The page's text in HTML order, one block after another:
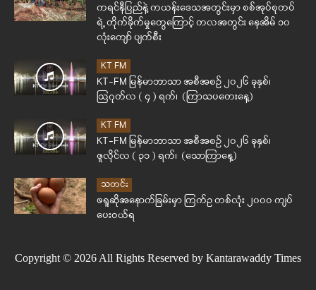
ကရင်နီပြည်နဲ့ ကယန်းဒေသအတွင်းမှာ စစ်အုပ်စုတပ်
ရဲ့ တိုက်ခိုက်မှုတွေကြောင့် တလအတွင်း နေအိမ် ၁၀
လုံးကျော် ပျက်စီး
KT FM
KT-FM မြန်မာဘာသာ အစီအစဉ် ၂၀၂၆ ခုနှစ်၊
ဩဂုတ်လ ( ၄ ) ရက်၊ (ကြာသပတေးနေ့)
KT FM
KT-FM မြန်မာဘာသာ အစီအစဉ် ၂၀၂၆ ခုနှစ်၊
ဇူလိုင်လ ( ၃၁ ) ရက်၊ (သောကြာနေ့)
သတင်း
ဖရူဆိုအနောက်ခြမ်းမှာ ကြက်ဥ တစ်လုံး ၂၀၀၀ ကျပ်
ပေးဝယ်ရ
Copyright © 2026 All Rights Reserved by Kantarawaddy Times